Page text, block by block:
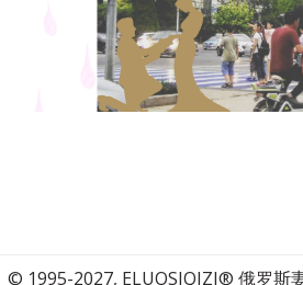
© 1995-2027, ELUOSIQIZI® 俄罗斯